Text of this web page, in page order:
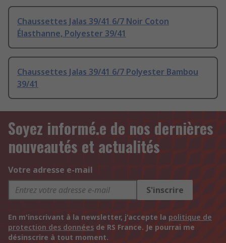
Chaussettes Jalas 39/41 6/7 Noir Coton
Élasthanne, Polyester 39/41
Chaussettes Jalas 39/41 6/7 Polyester Bambou
39/41
Soyez informé.e de nos dernières
nouveautés et actualités
Votre adresse e-mail
S'inscrire
En m'inscrivant à la newsletter, j'accepte la politique de
protection des données de RS France. Je pourrai me
désinscrire à tout moment.